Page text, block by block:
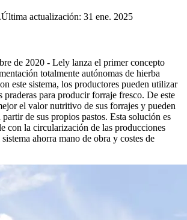
Última actualización: 31 ene. 2025
de 2020 - Lely lanza el primer concepto
totalmente autónomas de hierba
este sistema, los productores pueden utilizar
praderas para producir forraje fresco. De este
el valor nutritivo de sus forrajes y pueden
de sus propios pastos. Esta solución es
con la circularización de las producciones
ahorra mano de obra y costes de